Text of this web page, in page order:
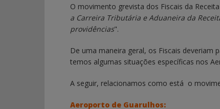
O movimento grevista dos Fiscais da
a Carreira Tributária e Aduaneira da
providências".
De uma maneira geral, os Fiscais deveriam
temos algumas situações específicas nos
A seguir, relacionamos como está o
Aeroporto de Guarulhos: